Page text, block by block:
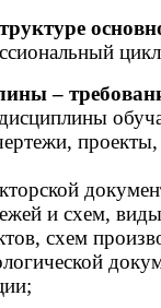
цикл
–
дисциплины
чертежи,
и схем,
схем